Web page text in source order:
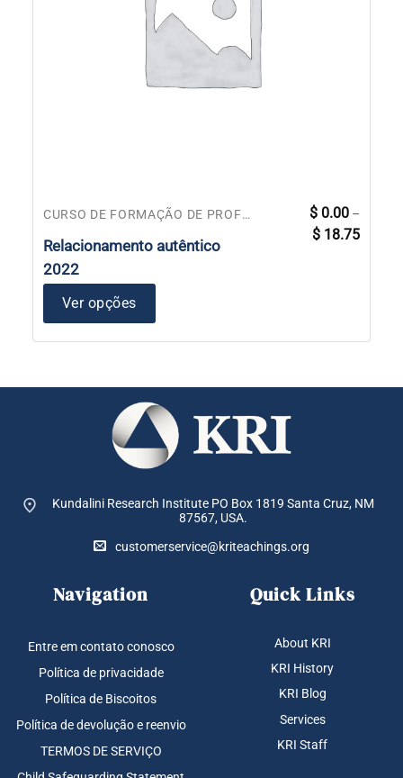
CURSO DE FORMAÇÃO DE PROFESSORES
Relacionamento autêntico
2022
$ 0.00 –
$ 18.75Faixa
de
Ver opções
Este
tem
várias
variantes.
opções
podem
Kundalini Research Institute PO Box 1819 Santa Cruz, NM
87567, USA.
customerservice@kriteachings.org
Navigation
Entre em contato conosco
Política de privacidade
Política de Biscoitos
Política de devolução e reenvio
TERMOS DE SERVIÇO
Quick Links
About KRI
KRI History
KRI Blog
Services
KRI Staff